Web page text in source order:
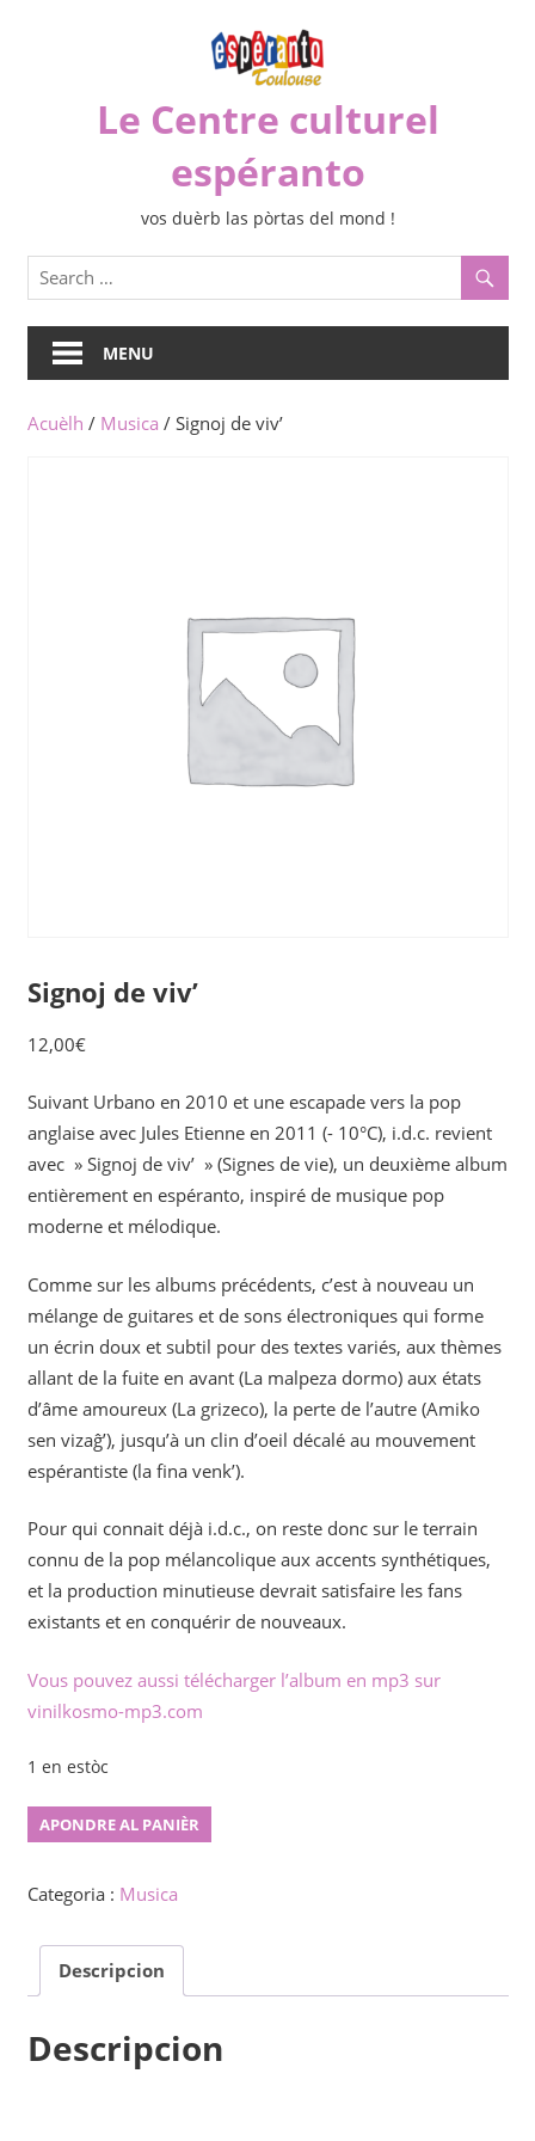
Le Centre culturel
espéranto
vos duèrb las pòrtas del mond !
MENU
Acuèlh / Musica / Signoj de viv’
Signoj de viv’
12,00€
Suivant Urbano en 2010 et une escapade vers la pop
anglaise avec Jules Etienne en 2011 (- 10°C), i.d.c. revient
avec » Signoj de viv’ » (Signes de vie), un deuxième album
entièrement en espéranto, inspiré de musique pop
moderne et mélodique.
Comme sur les albums précédents, c’est à nouveau un
mélange de guitares et de sons électroniques qui forme
un écrin doux et subtil pour des textes variés, aux thèmes
allant de la fuite en avant (La malpeza dormo) aux états
d’âme amoureux (La grizeco), la perte de l’autre (Amiko
sen vizaĝ’), jusqu’à un clin d’oeil décalé au mouvement
espérantiste (la fina venk’).
Pour qui connait déjà i.d.c., on reste donc sur le terrain
connu de la pop mélancolique aux accents synthétiques,
et la production minutieuse devrait satisfaire les fans
existants et en conquérir de nouveaux.
Vous pouvez aussi télécharger l’album en mp3 sur
vinilkosmo-mp3.com
1 en estòc
Signoj
viv'
quantity
APONDRE AL PANIÈR
Categoria : Musica
Descripcion
Descripcion